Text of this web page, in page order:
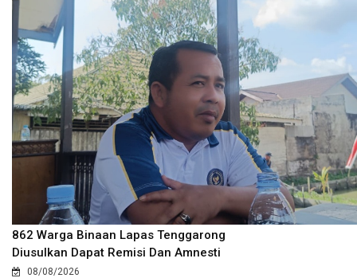
862 Warga Binaan Lapas Tenggarong
Diusulkan Dapat Remisi Dan Amnesti
08/08/2026